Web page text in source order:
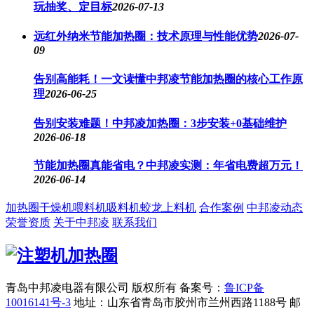
玩抽奖、定目标2026-07-13
远红外纳米节能加热圈：技术原理与性能优势2026-07-
09
告别高能耗！一文读懂中邦凌节能加热圈的核心工作原
理2026-06-25
告别安装难题！中邦凌加热圈：3步安装+0基础维护
2026-06-18
节能加热圈真能省电？中邦凌实测：年省电费超万元！
2026-06-14
加热圈干燥机喂料机吸料机蛟龙上料机 合作案例 中邦凌动态
荣誉资质 关于中邦凌 联系我们
青岛中邦凌电器有限公司 版权所有 备案号： 鲁ICP备
10016141号-3 地址：山东省青岛市胶州市兰州西路1188号 邮